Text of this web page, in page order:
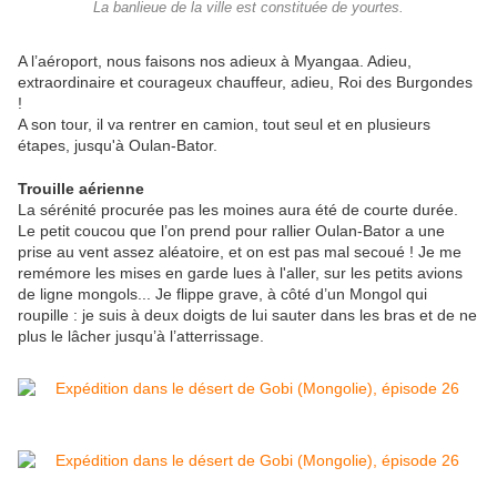
La banlieue de la ville est constituée de yourtes.
A l’aéroport, nous faisons nos adieux à Myangaa. Adieu,
extraordinaire et courageux chauffeur, adieu, Roi des Burgondes
!
A son tour, il va rentrer en camion, tout seul et en plusieurs
étapes, jusqu'à Oulan-Bator.
Trouille aérienne
La sérénité procurée pas les moines aura été de courte durée.
Le petit coucou que l’on prend pour rallier Oulan-Bator a une
prise au vent assez aléatoire, et on est pas mal secoué ! Je me
remémore les mises en garde lues à l'aller, sur les petits avions
de ligne mongols... Je flippe grave, à côté d’un Mongol qui
roupille : je suis à deux doigts de lui sauter dans les bras et de ne
plus le lâcher jusqu’à l’atterrissage.